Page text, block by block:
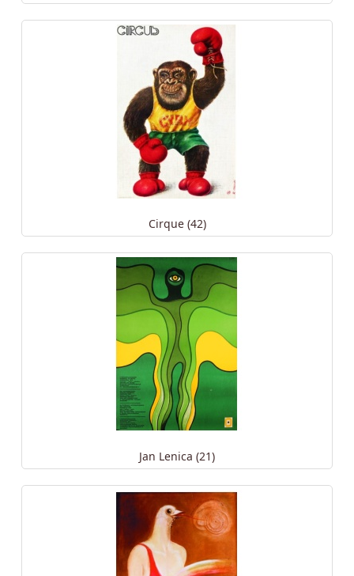
Cirque (42)
Jan Lenica (21)